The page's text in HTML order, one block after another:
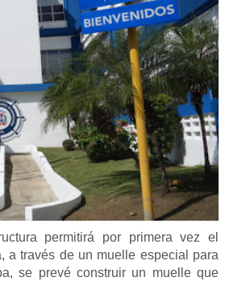
permitirá por primera vez el
a través de un muelle especial para
se prevé construir un muelle que